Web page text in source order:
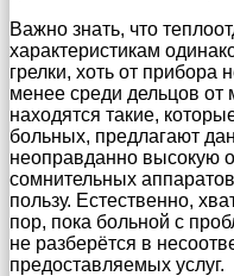
Важно знать, что
характеристикам
грелки, хоть от прибора
менее среди дельцов от
находятся такие,
больных, предлагают
неоправданно высокую
сомнительных
пользу. Естественно,
пор, пока больной с
не разберётся в
предоставляемых услуг.